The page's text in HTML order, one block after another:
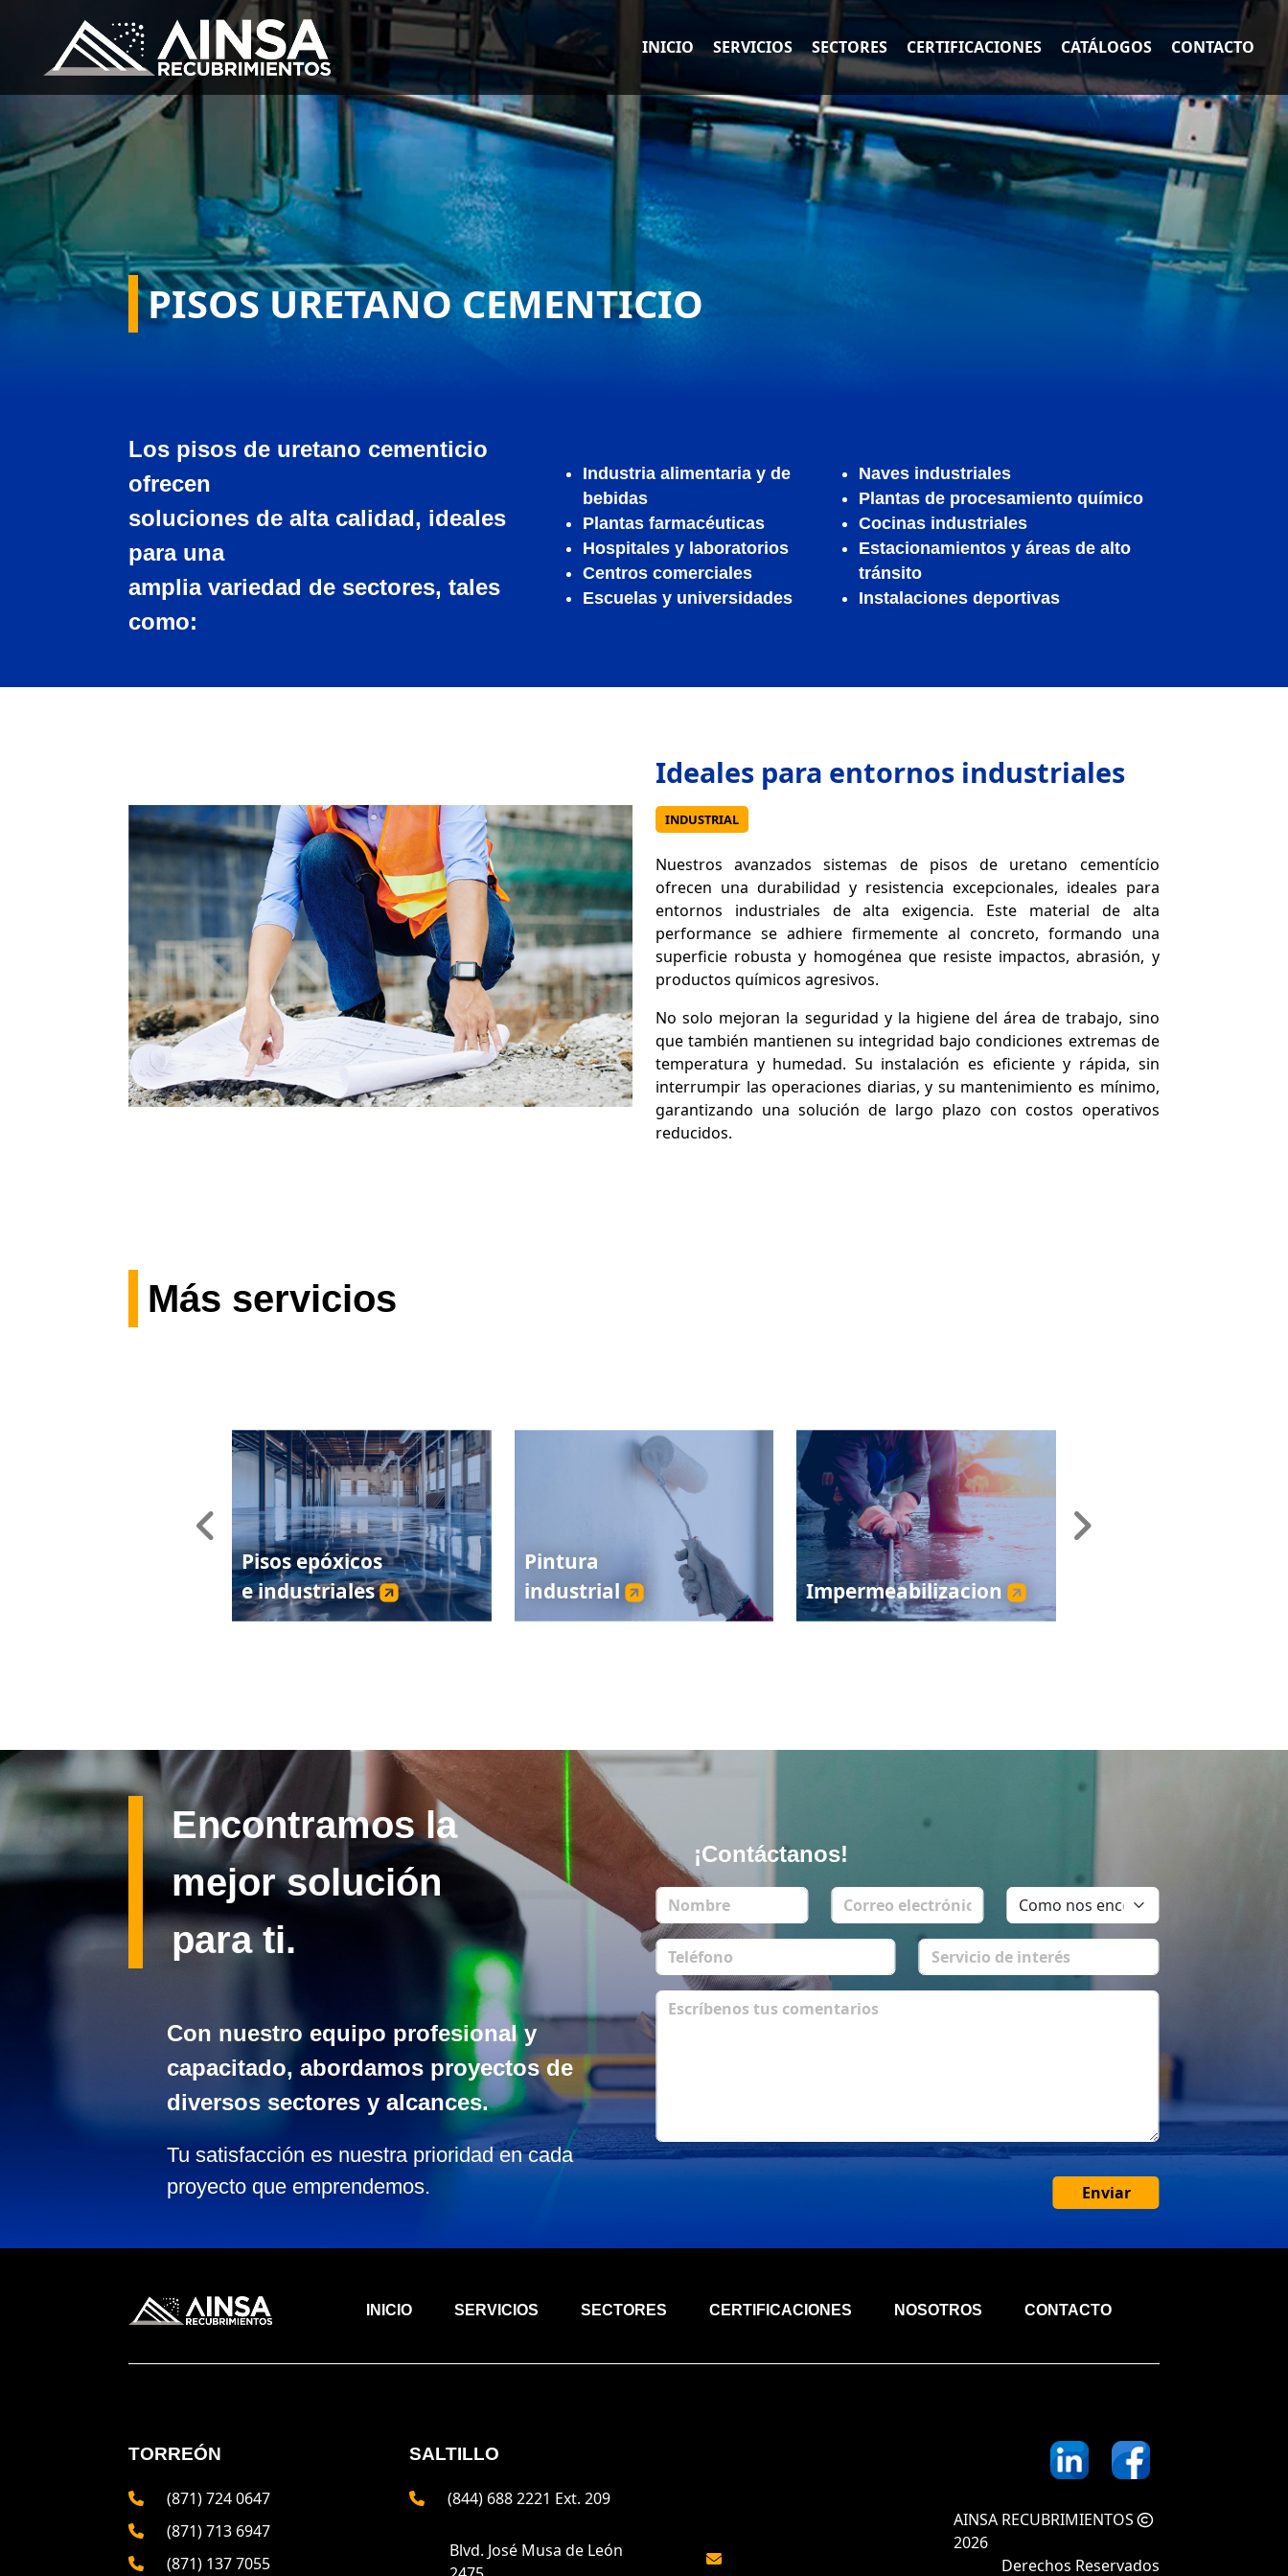
INICIO SERVICIOS SECTORES CERTIFICACIONES CATÁLOGOS CONTACTO
PISOS URETANO CEMENTICIO
Los pisos de uretano cementicio
ofrecen
soluciones de alta calidad, ideales
para una
amplia variedad de sectores, tales
como:
Industria alimentaria y de
bebidas
Plantas farmacéuticas
Hospitales y laboratorios
Centros comerciales
Escuelas y universidades
Naves industriales
Plantas de procesamiento químico
Cocinas industriales
Estacionamientos y áreas de alto
tránsito
Instalaciones deportivas
INDUSTRIAL
Nuestros avanzados sistemas de pisos de uretano cementício
ofrecen una durabilidad y resistencia excepcionales, ideales para
entornos industriales de alta exigencia. Este material de alta
performance se adhiere firmemente al concreto, formando una
superficie robusta y homogénea que resiste impactos, abrasión, y
productos químicos agresivos.
No solo mejoran la seguridad y la higiene del área de trabajo, sino
que también mantienen su integridad bajo condiciones extremas de
temperatura y humedad. Su instalación es eficiente y rápida, sin
interrumpir las operaciones diarias, y su mantenimiento es mínimo,
garantizando una solución de largo plazo con costos operativos
reducidos.
Más servicios
Pisos epóxicos
e industriales
Pintura
industrial
Impermeabilizacion
Previous Next
Encontramos la
mejor solución
para ti.
Con nuestro equipo profesional y
capacitado, abordamos proyectos de
diversos sectores y alcances.
Tu satisfacción es nuestra prioridad en cada
proyecto que emprendemos.
¡Contáctanos!
Enviar
INICIO SERVICIOS SECTORES CERTIFICACIONES NOSOTROS CONTACTO
TORREÓN
(871) 724 0647
(871) 713 6947
(871) 137 7055
SALTILLO
(844) 688 2221 Ext. 209
Blvd. José Musa de León
AINSA RECUBRIMIENTOS
2026
Derechos Reservados